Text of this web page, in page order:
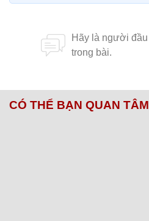
CÓ THỂ BẠN QUAN TÂM